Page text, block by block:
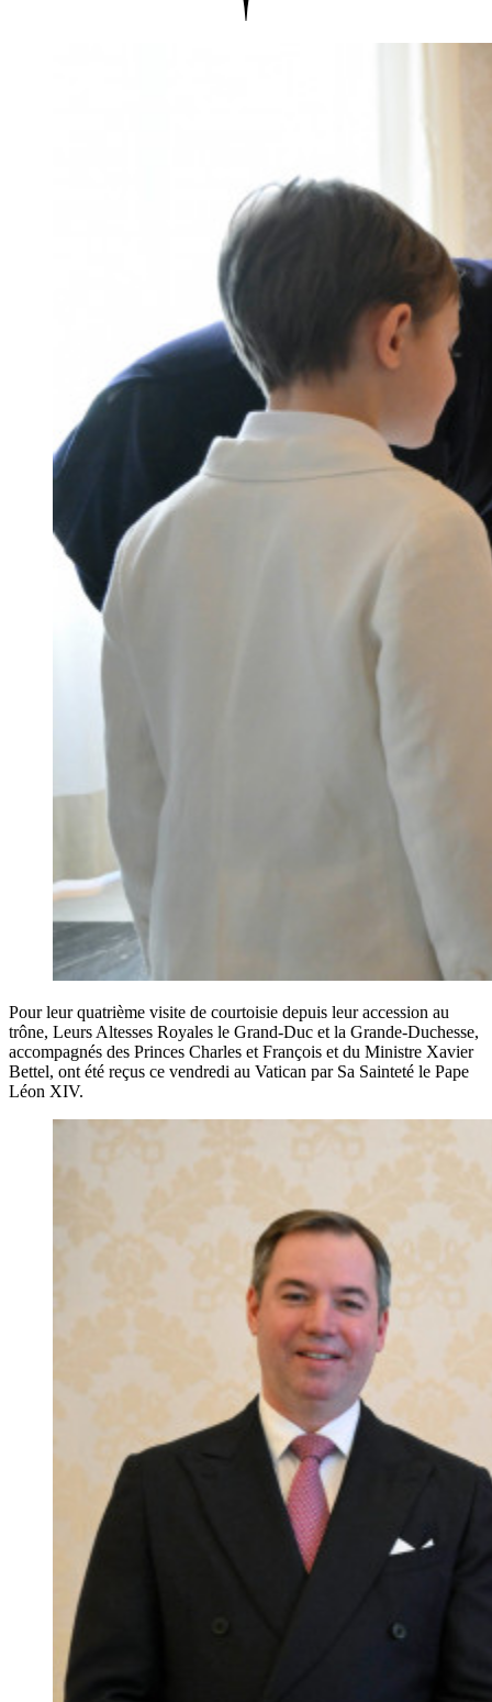
Pour leur quatrième visite de courtoisie depuis leur accession au
trône, Leurs Altesses Royales le Grand-Duc et la Grande-Duchesse,
accompagnés des Princes Charles et François et du Ministre Xavier
Bettel, ont été reçus ce vendredi au Vatican par Sa Sainteté le Pape
Léon XIV.